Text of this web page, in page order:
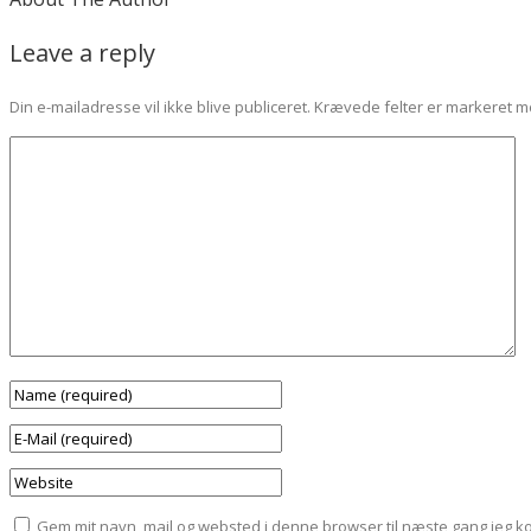
Leave a reply
Din e-mailadresse vil ikke blive publiceret. Krævede felter er markeret
Gem mit navn, mail og websted i denne browser til næste gang jeg